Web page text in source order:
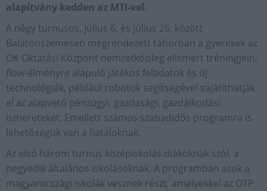
alapítvány kedden az MTI-vel.
A négy turnusos, július 6. és július 26. között
Balatonszemesen megrendezett táborban a gyerekek az
OK Oktatási Központ nemzetközileg elismert tréningjein,
flow-élményre alapuló játékos feladatok és új
technológiák, például robotok segítségével sajátíthatják
el az alapvető pénzügyi, gazdasági, gazdálkodási
ismereteket. Emellett számos szabadidős programra is
lehetőségük van a fiataloknak.
Az első három turnus középiskolás diákoknak szól, a
negyedik általános iskolásoknak. A programban azok a
magyarországi iskolák vesznek részt, amelyekkel az OTP